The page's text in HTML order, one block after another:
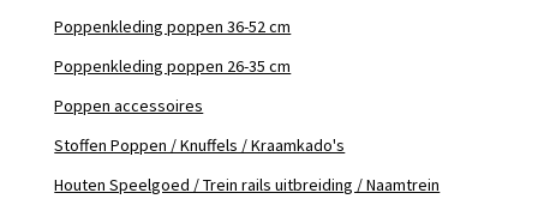
Poppenkleding poppen 36-52 cm
Poppenkleding poppen 26-35 cm
Poppen accessoires
Stoffen Poppen / Knuffels / Kraamkado's
Houten Speelgoed / Trein rails uitbreiding / Naamtrein